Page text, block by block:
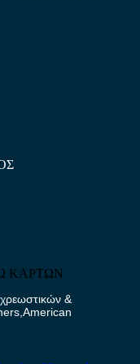
ΚΑΡΤΩΝ
&